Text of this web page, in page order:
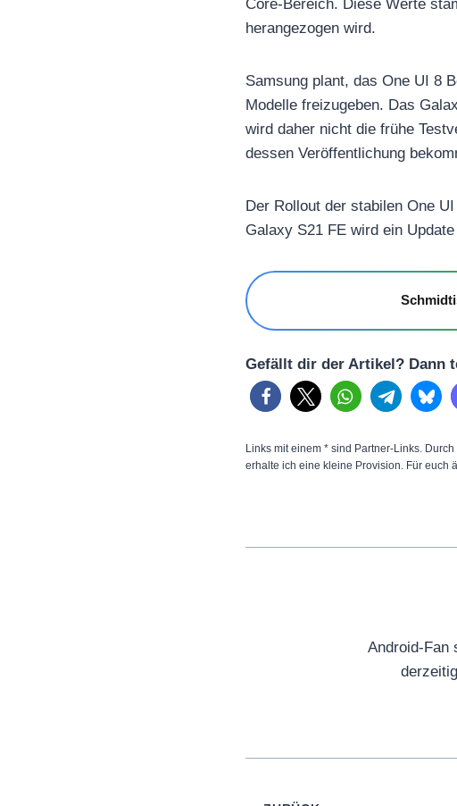
Core-Bereich. Diese Werte
herangezogen wird.
Samsung plant, das One UI 8
Modelle freizugeben. Das
wird daher nicht die frühe
dessen Veröffentlichung
Der Rollout der stabilen One
Galaxy S21 FE wird ein
Gefällt dir der Artikel? Dann
Links mit einem * sind Partner-Links.
erhalte ich eine kleine Provision. Für euch
Android-Fan